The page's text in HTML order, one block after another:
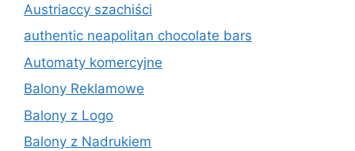
Austriaccy szachiści
authentic neapolitan chocolate bars
Automaty komercyjne
Balony Reklamowe
Balony z Logo
Balony z Nadrukiem